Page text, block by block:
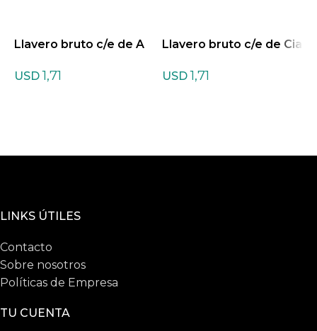
Llavero bruto c/e de A
USD 1,71
Llavero bruto c/e de Cia
USD 1,71
LINKS ÚTILES
Contacto
Sobre nosotros
Políticas de Empresa
TU CUENTA